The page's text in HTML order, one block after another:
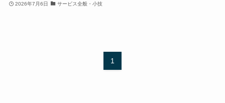
2026年7月6日 サービス全般・小技
1